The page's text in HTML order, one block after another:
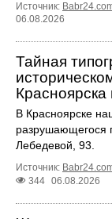
Источник:
06.08.2026
Тайная
В Красноярске
разрушающегося
Лебедевой, 93.
Источник:
344 06.08.2026